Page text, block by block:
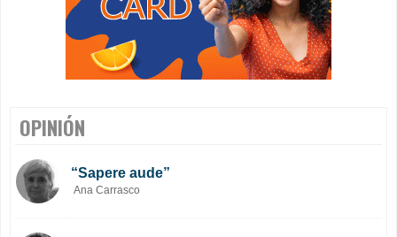
OPINIÓN
“Sapere aude”
Ana Carrasco